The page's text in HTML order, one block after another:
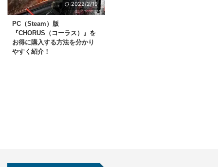
2022/2/19
PC（Steam）版
『CHORUS（コーラス）』を
お得に購入する方法を分かり
やすく紹介！